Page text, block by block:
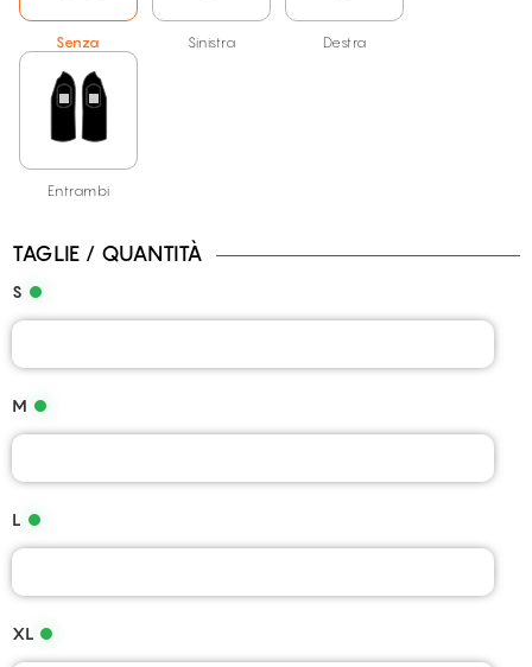
Senza Sinistra Destra
Entrambi
TAGLIE / QUANTITÀ
S
M
L
XL